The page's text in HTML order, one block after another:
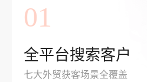
01
全平台搜索客户
七大外贸获客场景全覆盖